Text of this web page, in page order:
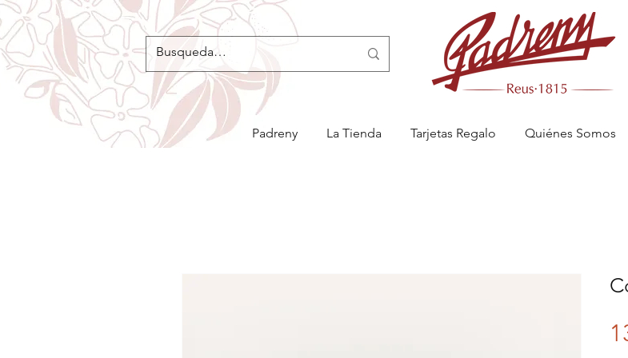
Padreny La Tienda Tarjetas Regalo Quiénes Somos